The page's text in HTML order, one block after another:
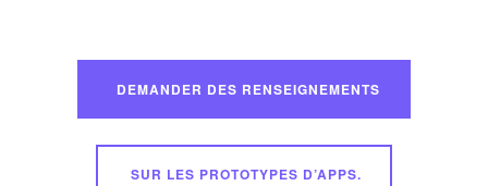
DEMANDER DES RENSEIGNEMENTS
SUR LES PROTOTYPES D’APPS.